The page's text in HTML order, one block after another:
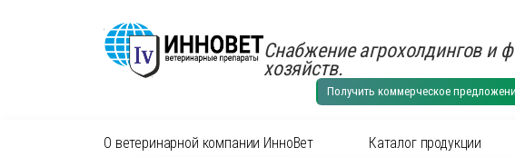
Снабжение агрохолдингов и
хозяйств.
Получить коммерческое
О ветеринарной компании ИнноВет Каталог продукции